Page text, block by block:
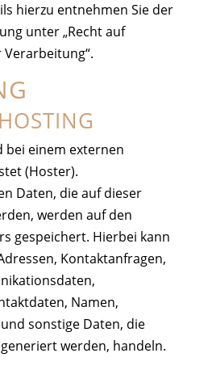
hierzu entnehmen Sie der
unter „Recht auf
bei einem externen
(Hoster).
Daten, die auf dieser
werden auf den
gespeichert. Hierbei kann
Kontaktanfragen,
Namen,
sonstige Daten, die
werden, handeln.